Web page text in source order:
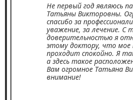
Не первый год являюсь
Татьяны Викторовны.
спасибо за
уважение, за лечение. С
доверительностью я
этому доктору, что мое
проходит спокойно. Я
а здесь такое
Вам огромное Татьяна
внимание!